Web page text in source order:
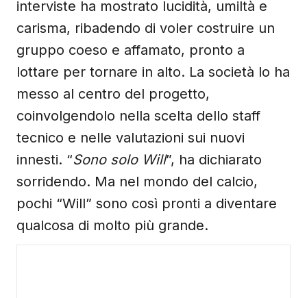
interviste ha mostrato lucidità, umiltà e
carisma, ribadendo di voler costruire un
gruppo coeso e affamato, pronto a
lottare per tornare in alto. La società lo ha
messo al centro del progetto,
coinvolgendolo nella scelta dello staff
tecnico e nelle valutazioni sui nuovi
innesti. “Sono solo Will”, ha dichiarato
sorridendo. Ma nel mondo del calcio,
pochi “Will” sono così pronti a diventare
qualcosa di molto più grande.